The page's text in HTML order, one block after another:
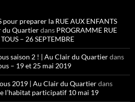
pour preparer la RUE AUX ENFANTS
du Quartierdans PROGRAMME RUE
– 26 SEPTEMBRE
saison 2 ! | Au Clair du Quartierdans
– 19 et 25 mai 2019
2019 | Au Clair du Quartierdans
l’habitat participatif 10 mai 19